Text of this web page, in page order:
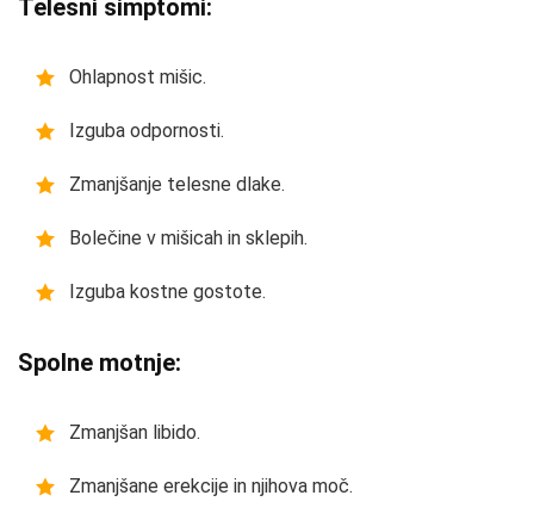
Telesni simptomi:
Ohlapnost mišic.
Izguba odpornosti.
Zmanjšanje telesne dlake.
Bolečine v mišicah in sklepih.
Izguba kostne gostote.
Spolne motnje:
Zmanjšan libido.
Zmanjšane erekcije in njihova moč.